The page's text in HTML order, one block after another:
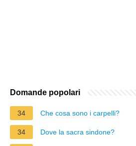
Domande popolari
34 Che cosa sono i carpelli?
34 Dove la sacra sindone?